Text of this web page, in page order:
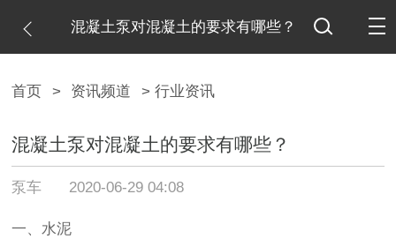
混凝土泵对混凝土的要求有哪些？
首页 > 资讯频道 > 行业资讯
混凝土泵对混凝土的要求有哪些？
泵车 2020-06-29 04:08
一、水泥